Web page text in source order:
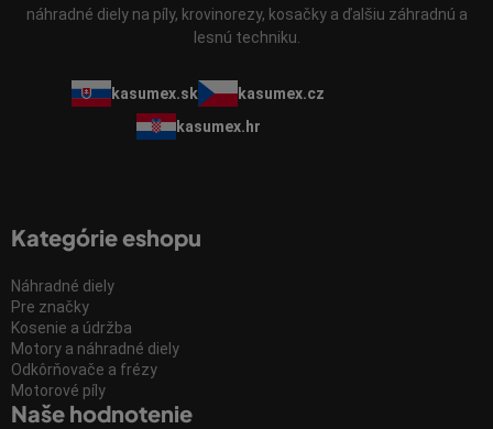
náhradné diely na píly, krovinorezy, kosačky a ďalšiu záhradnú a
lesnú techniku.
kasumex.sk
kasumex.cz
kasumex.hr
Kategórie eshopu
Náhradné diely
Pre značky
Kosenie a údržba
Motory a náhradné diely
Odkôrňovače a frézy
Motorové píly
Naše hodnotenie